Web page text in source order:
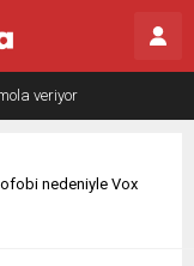
veriyor
nedeniyle Vox